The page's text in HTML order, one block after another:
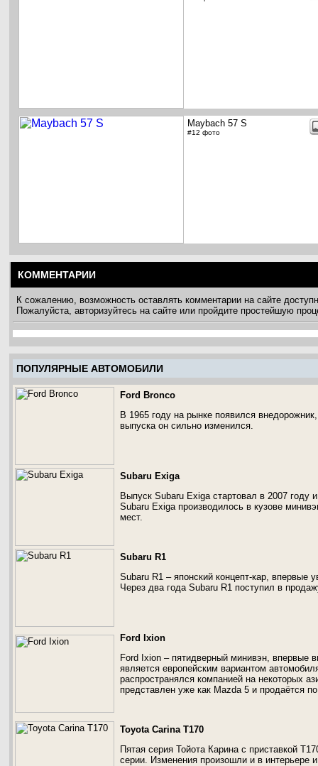
Maybach 57 S
#12 фото
КОММЕНТАРИИ
К сожалению, возможность оставлять комментарии на сайте
Пожалуйста, авторизуйтесь на сайте или пройдите простейшую
ПОПУЛЯРНЫЕ АВТОМОБИЛИ
Ford Bronco
В 1965 году на рынке появился
выпуска он сильно изменился.
Subaru Exiga
Выпуск Subaru Exiga стартовал в 2007 году
Subaru Exiga производилось в кузове
мест.
Subaru R1
Subaru R1 – японский концепт-кар, впервые
Через два года Subaru R1 поступил в
Ford Ixion
Ford Ixion – пятидверный минивэн, впервые
является европейским вариантом
распространялся компанией на некоторых
представлен уже как Mazda 5 и продаётся
Toyota Carina T170
Пятая серия Тойота Карина с приставкой
серии. Изменения произошли и в интерьере